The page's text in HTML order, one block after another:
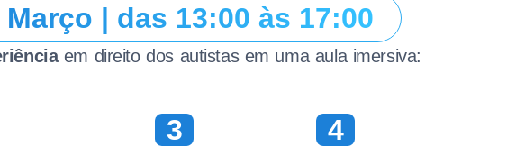
Março | das 13:00 às 17:00
em direito dos autistas em uma aula imersiva:
3
4